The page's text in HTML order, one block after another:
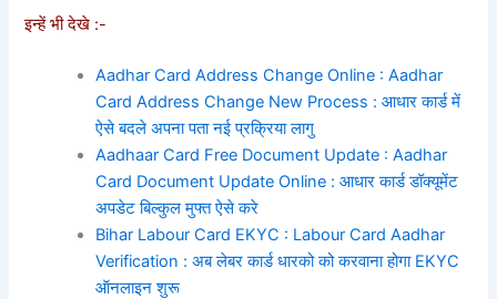
इन्हें भी देखे :-
Aadhar Card Address Change Online : Aadhar
Card Address Change New Process : आधार कार्ड में
ऐसे बदले अपना पता नई प्रक्रिया लागु
Aadhaar Card Free Document Update : Aadhar
Card Document Update Online : आधार कार्ड डॉक्यूमेंट
अपडेट बिल्कुल मुफ्त ऐसे करे
Bihar Labour Card EKYC : Labour Card Aadhar
Verification : अब लेबर कार्ड धारको को करवाना होगा EKYC
ऑनलाइन शुरू